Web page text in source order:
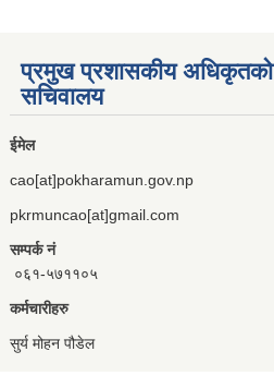
प्रमुख प्रशासकीय अधिकृतको
सचिवालय
ईमेल
cao[at]pokharamun.gov.np
pkrmuncao[at]gmail.com
सम्पर्क नं
०६१-५७११०५
कर्मचारीहरु
सुर्य मोहन पौडेल